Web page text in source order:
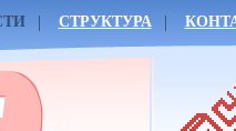
СТРУКТУРА